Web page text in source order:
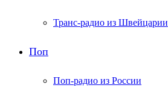
Транс-радио из Швейцарии
Поп
Поп-радио из России